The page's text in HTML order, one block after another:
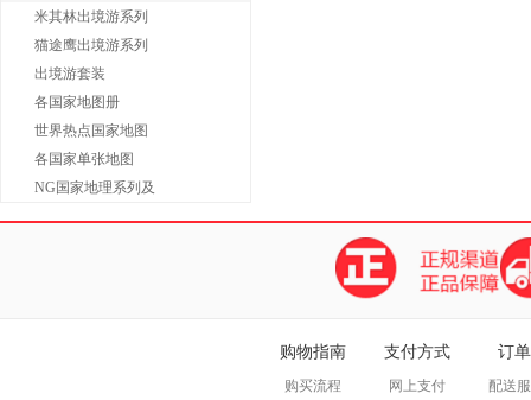
米其林出境游系列
猫途鹰出境游系列
出境游套装
各国家地图册
世界热点国家地图
各国家单张地图
NG国家地理系列及
购物指南
购买流程
支付方式
网上支付
订
配送